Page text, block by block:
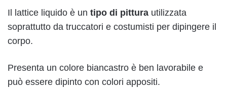
Il lattice liquido è un tipo di pittura utilizzata
soprattutto da truccatori e costumisti per dipingere il
corpo.
Presenta un colore biancastro è ben lavorabile e
può essere dipinto con colori appositi.